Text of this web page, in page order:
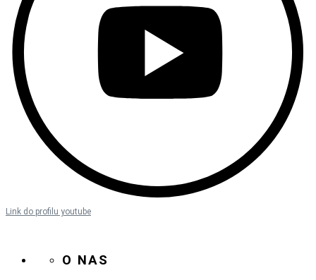
Link do profilu youtube
O NAS